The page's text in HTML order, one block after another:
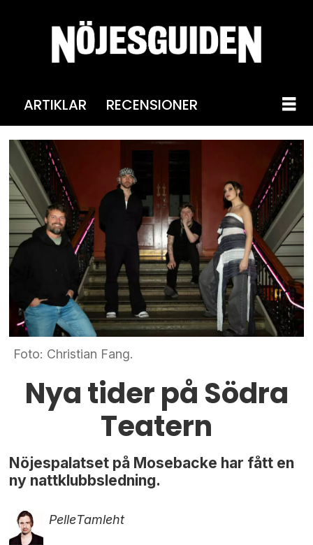
ARTIKLAR RECENSIONER
Foto: Christian Fang.
Nya tider på Södra
Teatern
Nöjespalatset på Mosebacke har fått en
ny nattklubbsledning.
PelleTamleht